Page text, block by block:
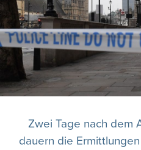
Zwei Tage nach dem
dauern die